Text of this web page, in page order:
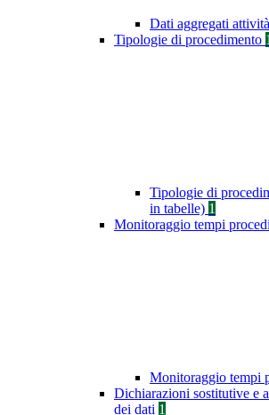
Dati aggregati
Tipologie di procedimento 1
Tipologie di
in tabelle) 1
Monitoraggio tempi
Monitoraggio tempi
Dichiarazioni sostitutive e
dei dati 1